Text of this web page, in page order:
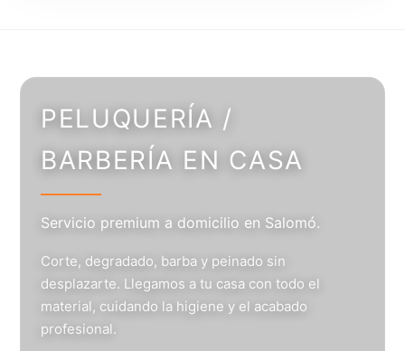
PELUQUERÍA /
BARBERÍA EN CASA
Servicio premium a domicilio en Salomó.
Corte, degradado, barba y peinado sin
desplazarte. Llegamos a tu casa con todo el
material, cuidando la higiene y el acabado
profesional.